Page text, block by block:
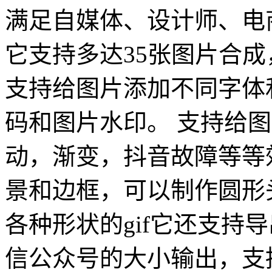
满足自媒体、设计师、
它支持多达35张图片合
支持给图片添加不同字
码和图片水印。 支持给
动，渐变，抖音故障等
景和边框，可以制作圆
各种形状的gif它还支持
信公众号的大小输出，